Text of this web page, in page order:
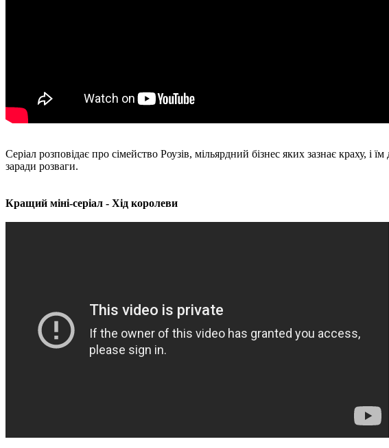
Серіал розповідає про сімейство Роузів, мільярдний бізнес яких зазнає краху,
заради розваги.
Кращий міні-серіал - Хід королеви